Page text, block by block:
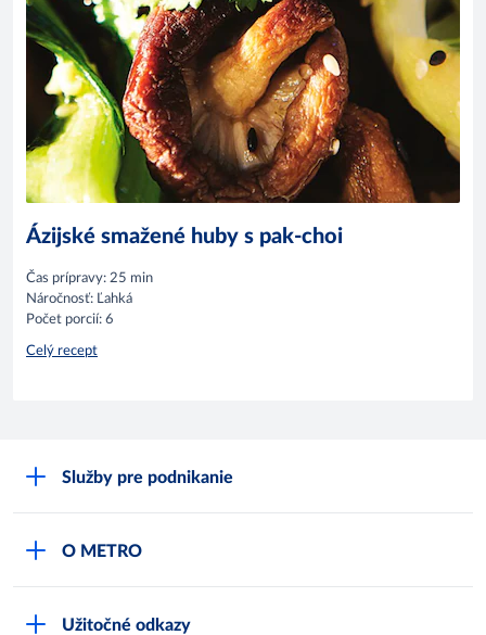
Ázijské smažené huby s pak-choi
Čas prípravy: 25 min
Náročnosť: Ľahká
Počet porcií: 6
Celý recept
Služby pre podnikanie
O METRO
Užitočné odkazy